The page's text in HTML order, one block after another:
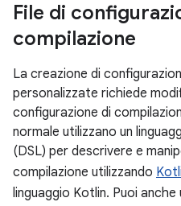
File di
compilazione
La creazione di
personalizzate richiede
configurazione di
normale utilizzano un
(DSL) per descrivere e
compilazione utilizzando
linguaggio Kotlin. Puoi anche